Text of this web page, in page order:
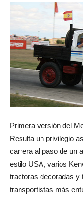
Primera versión del
Resulta un privilegio
carrera al paso de un
estilo USA, varios
tractoras decoradas y
transportistas más